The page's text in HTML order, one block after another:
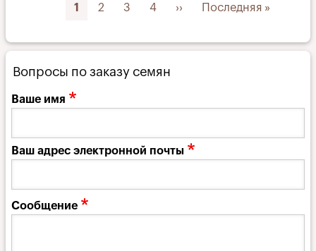
Текущая
1 Page
2 Page
3 Page
4
Следующая
››
Последняя
Последняя »
Вопросы по заказу семян
Ваше имя
Ваш адрес электронной почты
Сообщение